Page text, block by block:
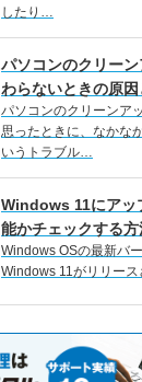
したり…
パソコンのクリー
わらないときの原
パソコンのクリーンア
思ったときに、なかな
いうトラブル…
Windows 11にアッ
能かチェックする
Windows OSの最新バ
Windows 11がリリー